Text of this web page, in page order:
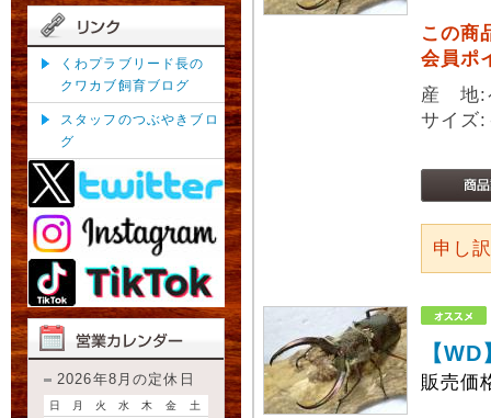
くわプラブリード長の
クワカブ飼育ブログ
スタッフのつぶやきブロ
グ
2026年8月の定休日
日 月 火 水 木 金
土
この商
会員ポ
産 地:
サイズ
申し
【
販売価